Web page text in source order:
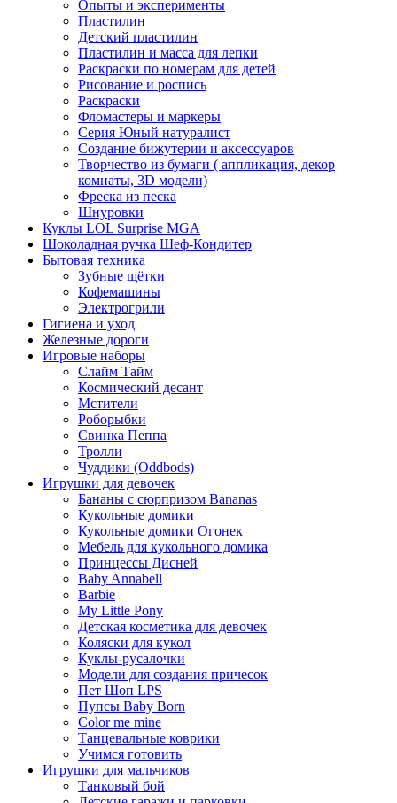
Опыты и эксперименты
Пластилин
Детский пластилин
Пластилин и масса для лепки
Раскраски по номерам для детей
Рисование и роспись
Раскраски
Фломастеры и маркеры
Серия Юный натуралист
Создание бижутерии и аксессуаров
Творчество из бумаги ( аппликация, декор
комнаты, 3D модели)
Фреска из песка
Шнуровки
Куклы LOL Surprise MGA
Шоколадная ручка Шеф-Кондитер
Бытовая техника
Зубные щётки
Кофемашины
Электрогрили
Гигиена и уход
Железные дороги
Игровые наборы
Слайм Тайм
Космический десант
Мстители
Роборыбки
Свинка Пеппа
Тролли
Чуддики (Oddbods)
Игрушки для девочек
Бананы с сюрпризом Bananas
Кукольные домики
Кукольные домики Огонек
Мебель для кукольного домика
Принцессы Дисней
Baby Annabell
Barbie
My Little Pony
Детская косметика для девочек
Коляски для кукол
Куклы-русалочки
Модели для создания причесок
Пет Шоп LPS
Пупсы Baby Born
Сolor me mine
Танцевальные коврики
Учимся готовить
Игрушки для мальчиков
Танковый бой